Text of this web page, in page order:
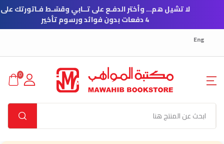
لا تشيل هم… وأختر
4 دفعات بدون فوائد ورسوم تأخير
Eng
0